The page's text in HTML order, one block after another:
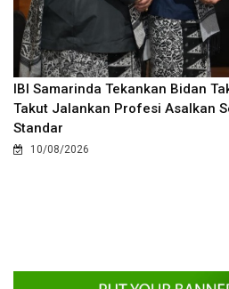
IBI Samarinda Tekankan Bidan
Takut Jalankan Profesi Asalkan
Standar
10/08/2026